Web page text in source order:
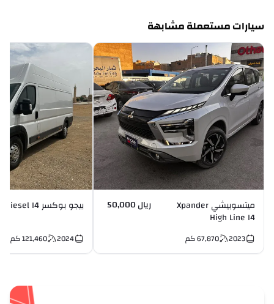
سيارات مستعملة مشابهة
ميتسوبيشي Xpander
High Line I4
ريال 50,000
2023
67,870 كم
بيجو بوكسر Diesel I4
2024
121,460 كم